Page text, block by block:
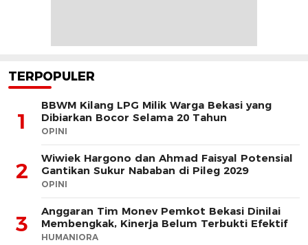
TERPOPULER
1
BBWM Kilang LPG Milik Warga Bekasi yang
Dibiarkan Bocor Selama 20 Tahun
OPINI
2
Wiwiek Hargono dan Ahmad Faisyal Potensial
Gantikan Sukur Nababan di Pileg 2029
OPINI
3
Anggaran Tim Monev Pemkot Bekasi Dinilai
Membengkak, Kinerja Belum Terbukti Efektif
HUMANIORA